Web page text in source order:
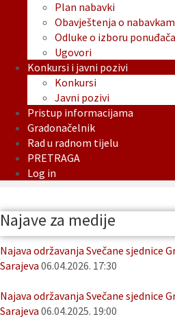
Plan nabavki
Obavještenja o
Odluke o izboru ponuđača
Ugovori
Konkursi i javni pozivi
Konkursi
Javni pozivi
Pristup informacijama
Gradonačelnik
Rad u radnom tijelu
PRETRAGA
Log in
Najave za medije
Najava održavanja Svečane sjednice
Sarajeva 06.04.2026. 17:30
Najava održavanja Svečane sjednice
Sarajeva 06.04.2025. 19:00